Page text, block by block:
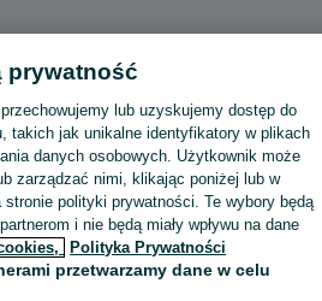
Części samochodowe
Wyświetlenia:
Wyślij wiadomość
prywatność
lub uzyskujemy dostęp do
takich jak unikalne identyfikatory w plikach
danych osobowych. Użytkownik może
zarządzać nimi, klikając poniżej lub w
stronie polityki prywatności. Te wybory będą
i nie będą miały wpływu na dane
Polityka Prywatności
przetwarzamy dane w celu